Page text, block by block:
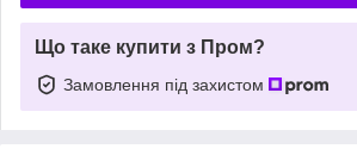
Що таке купити з Пром?
Замовлення під захистом